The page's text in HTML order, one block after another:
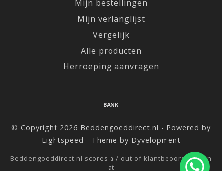
Mijn bestellingen
Mijn verlanglijst
Vergelijk
Alle producten
Herroeping aanvragen
© Copyright 2026 Beddengoeddirect.nl - Powered by
Lightspeed - Theme by Dyvelopment
Beddengoeddirect.nl scores a / out of klantbeoordelingen
at